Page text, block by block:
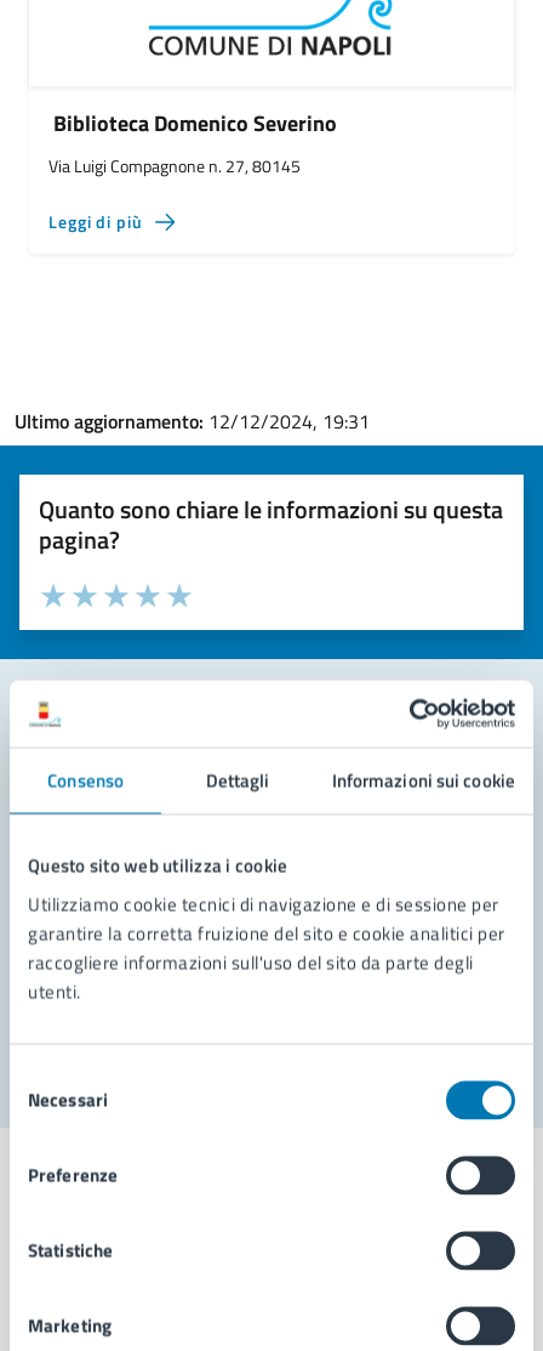
Consenso Dettagli Informazioni sui cookie
Questo sito web utilizza i cookie
Utilizziamo cookie tecnici di navigazione e di sessione per
garantire la corretta fruizione del sito e cookie analitici per
raccogliere informazioni sull'uso del sito da parte degli
utenti.
delNecessari
Preferenze
Statistiche
Marketing
Biblioteca Domenico Severino
Via Luigi Compagnone n. 27, 80145
Leggi di più
Ultimo aggiornamento: 12/12/2024, 19:31
Quanto sono chiare le informazioni su questa
pagina?
Valuta la chiarezza delle informazioni (da 1 a 5 stelle)
Seleziona il numero di stelle per valutare la chiarezza delle
Valuta 5 stelle su 5
Valuta 4 stelle su 5
Valuta 3 stelle su 5
Valuta 2 stelle su 5
Valuta 1 stelle su 5
Leggi le domande frequenti
Richiedi assistenza
Prenota appuntamento
Problemi in città
Comune di Napoli
AMMINISTRAZIONE